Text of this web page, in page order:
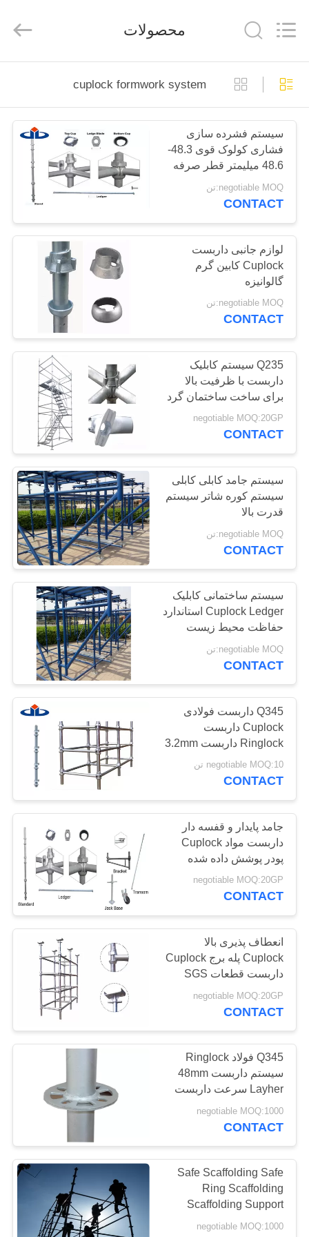
خانه
محصولات
دربارهی
تور
کارخانه
کنترل
کیفیت
تماس
درخواست
نقل
قول
نقشه
سایت
PRIVACY
POLICY
Formwork
System
All
Reserved.
محصولات
cuplock formwork system
سیستم فشرده سازی
فشاری کولوک قوی 48.3-
48.6 میلیمتر قطر صرفه
جویی در انرژی برای
ساخت و ساز
negotiable MOQ:تن
CONTACT
لوازم جانبی داربست
Cuplock کابین گرم
گالوانیزه
negotiable MOQ:تن
CONTACT
Q235 سیستم کابلیک
داربست با ظرفیت بالا
برای ساخت ساختمان گرد
negotiable MOQ:20GP
CONTACT
سیستم جامد کابلی کابلی
سیستم کوره شاتر سیستم
قدرت بالا
negotiable MOQ:تن
CONTACT
سیستم ساختمانی کابلیک
Cuplock Ledger استاندارد
حفاظت محیط زیست
بریتانیا
negotiable MOQ:تن
CONTACT
Q345 داربست فولادی
Cuplock داربست
Ringlock داربست 3.2mm
ضخامت Ledger
negotiable MOQ:10 تن
CONTACT
جامد پایدار و قفسه دار
داربست مواد Cuplock
پودر پوشش داده شده
درمان سطح
negotiable MOQ:20GP
CONTACT
انعطاف پذیری بالا
Cuplock پله برج Cuplock
داربست قطعات SGS
صدور گواهینامه
negotiable MOQ:20GP
CONTACT
Q345 فولاد Ringlock
سیستم داربست 48mm
Layher سرعت داربست
negotiable MOQ:1000
CONTACT
Safe Scaffolding Safe
Ring Scaffolding
Scaffolding Support
SGS Certification
negotiable MOQ:1000